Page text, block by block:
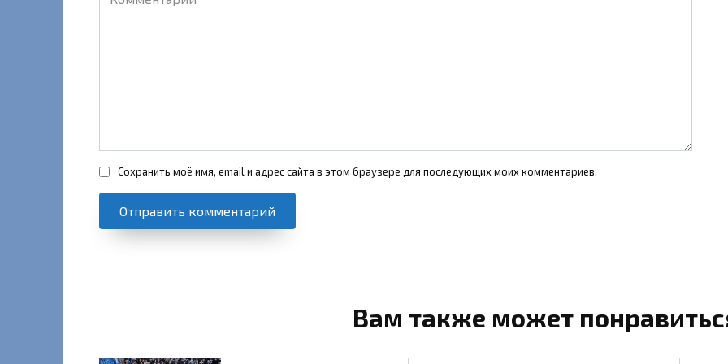
Сохранить моё имя, email и адрес сайта в этом браузере для последующих моих комментариев.
Вам также может